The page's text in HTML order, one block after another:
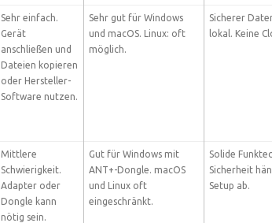
Sehr einfach.
Gerät
anschließen und
Dateien kopieren
oder Hersteller-
Software nutzen.
Sehr gut für Windows
und macOS. Linux: oft
möglich.
Sicherer
lokal. Keine
Mittlere
Schwierigkeit.
Adapter oder
Dongle kann
nötig sein.
Gut für Windows mit
ANT+-Dongle. macOS
und Linux oft
eingeschränkt.
Solide
Sicherheit
Setup ab.